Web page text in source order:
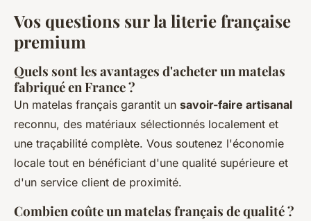
Vos questions sur la literie française
premium
Quels sont les avantages d'acheter un matelas
fabriqué en France ?
Un matelas français garantit un savoir-faire artisanal
reconnu, des matériaux sélectionnés localement et
une traçabilité complète. Vous soutenez l'économie
locale tout en bénéficiant d'une qualité supérieure et
d'un service client de proximité.
Combien coûte un matelas français de qualité ?